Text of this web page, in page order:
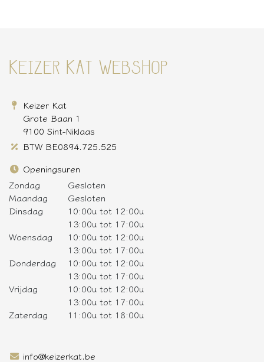
KEIZER KAT WEBSHOP
Keizer Kat
Grote Baan 1
9100 Sint-Niklaas
BTW BE0894.725.525
Openingsuren
Zondag
Gesloten
Maandag
Gesloten
Dinsdag
10:00u tot 12:00u
13:00u tot 17:00u
Woensdag
10:00u tot 12:00u
13:00u tot 17:00u
Donderdag
10:00u tot 12:00u
13:00u tot 17:00u
Vrijdag
10:00u tot 12:00u
13:00u tot 17:00u
Zaterdag
11:00u tot 18:00u
info@keizerkat.be